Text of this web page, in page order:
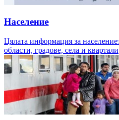
Население
Цялата информация за
области, градове, села и квартали